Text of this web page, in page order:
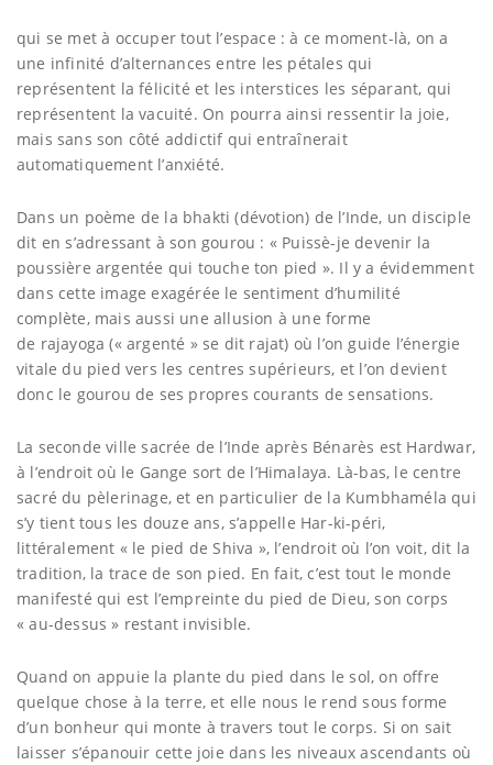
qui se met à occuper tout l’espace : à ce moment-là, on a
une infinité d’alternances entre les pétales qui
représentent la félicité et les interstices les séparant, qui
représentent la vacuité. On pourra ainsi ressentir la joie,
mais sans son côté addictif qui entraînerait
automatiquement l’anxiété.
Dans un poème de la bhakti (dévotion) de l’Inde, un disciple
dit en s’adressant à son gourou : « Puissè-je devenir la
poussière argentée qui touche ton pied ». Il y a évidemment
dans cette image exagérée le sentiment d’humilité
complète, mais aussi une allusion à une forme
de rajayoga (« argenté » se dit rajat) où l’on guide l’énergie
vitale du pied vers les centres supérieurs, et l’on devient
donc le gourou de ses propres courants de sensations.
La seconde ville sacrée de l’Inde après Bénarès est Hardwar,
à l’endroit où le Gange sort de l’Himalaya. Là-bas, le centre
sacré du pèlerinage, et en particulier de la Kumbhaméla qui
s’y tient tous les douze ans, s’appelle Har-ki-péri,
littéralement « le pied de Shiva », l’endroit où l’on voit, dit la
tradition, la trace de son pied. En fait, c’est tout le monde
manifesté qui est l’empreinte du pied de Dieu, son corps
« au-dessus » restant invisible.
Quand on appuie la plante du pied dans le sol, on offre
quelque chose à la terre, et elle nous le rend sous forme
d’un bonheur qui monte à travers tout le corps. Si on sait
laisser s’épanouir cette joie dans les niveaux ascendants où